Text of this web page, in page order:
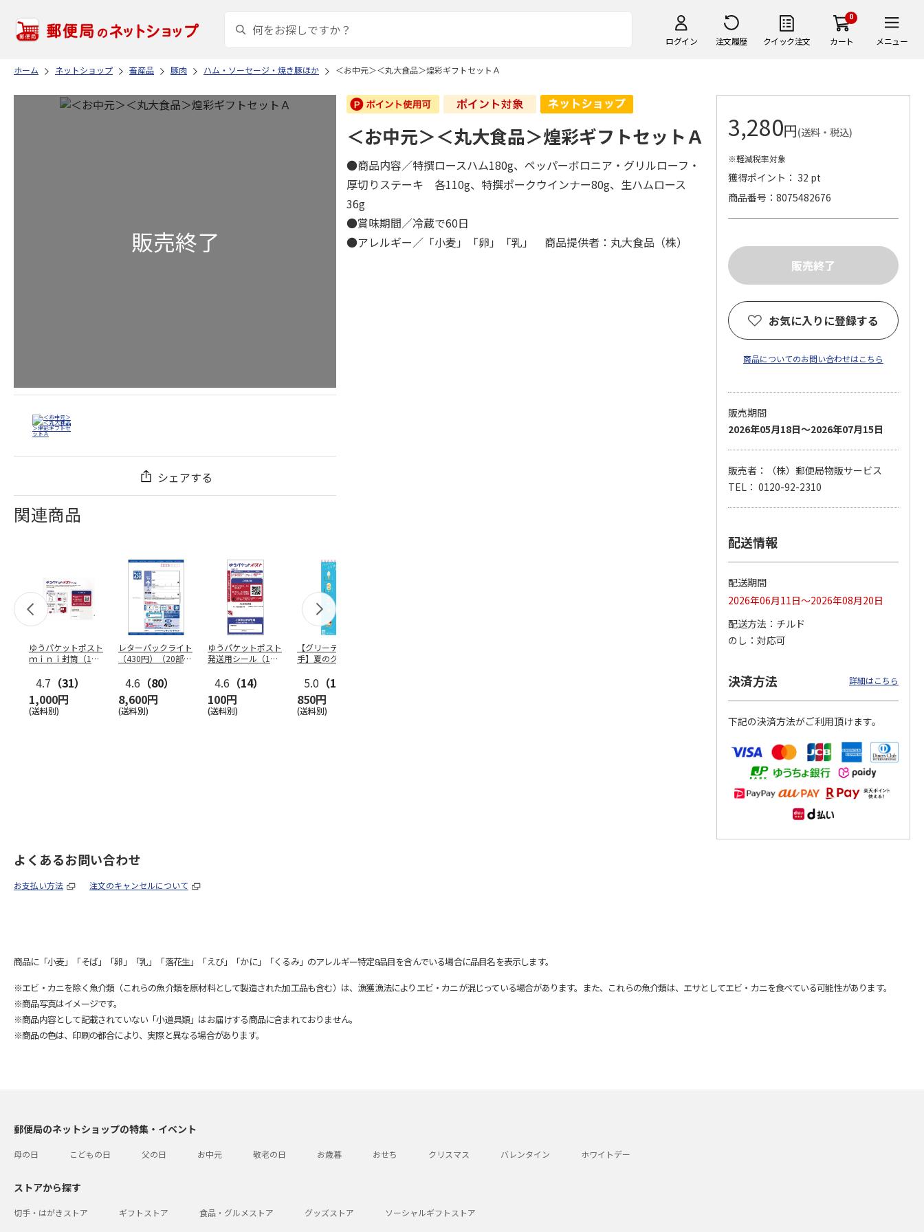
ログイン 注文履歴 クイック注文
0
カート メニュー
ホーム ネットショップ 畜産品 豚肉 ハム・ソーセージ・焼き豚ほか ＜お中元＞＜丸大食品＞煌彩ギフトセットＡ
シェアする
関連商品
ゆうパケットポスト
ｍｉｎｉ封筒（1個
4.7 （31）
1,000円
(送料別)
レターパックライト
（430円）（20部セ
4.6 （80）
8,600円
(送料別)
ゆうパケットポスト
発送用シール（1個
4.6 （14）
100円
(送料別)
【グリーティング切
手】夏のグリーティ
5.0 （10）
850円
(送料別)
【グリーティング切
円…
4.8（11）
5,500円
4.6（7）
11,000円
＜お中元＞＜丸大食品＞煌彩ギフトセットＡ
●商品内容／特撰ロースハム180g、ペッパーボロニア・グリルローフ・
厚切りステーキ 各110g、特撰ポークウインナー80g、生ハムロース
36g
●賞味期間／冷蔵で60日
●アレルギー／「小麦」「卵」「乳」 商品提供者：丸大食品（株）
3,280円(送料・税込)
※軽減税率対象
獲得ポイント： 32 pt
商品番号
8075482676
お気に入りに登録する
商品についてのお問い合わせはこちら
販売期間
2026年05月18日～2026年07月15日
販売者：（株）郵便局物販サービス
TEL： 0120-92-2310
配送情報
配送期間
2026年06月11日～2026年08月20日
配送方法
チルド
のし
対応可
決済方法 詳細はこちら
下記の決済方法がご利用頂けます。
よくあるお問い合わせ
お支払い方法 注文のキャンセルについて
商品に「小麦」「そば」「卵」「乳」「落花生」「えび」「かに」「くるみ」のアレルギー特定8品目を含んでいる場合に品目名を表示します。
※エビ・カニを除く魚介類（これらの魚介類を原材料として製造された加工品も含む）は、漁獲漁法によりエビ・カニが混じっている場合があります。また、これらの魚介類は、エサとしてエビ・カニを食べている可能性があります。
※商品写真はイメージです。
※商品内容として記載されていない「小道具類」はお届けする商品に含まれておりません。
※商品の色は、印刷の都合により、実際と異なる場合があります。
郵便局のネットショップの特集・イベント
母の日 こどもの日 父の日 お中元 敬老の日 お歳暮 おせち クリスマス バレンタイン ホワイトデー
ストアから探す
切手・はがきストア ギフトストア 食品・グルメストア グッズストア ソーシャルギフトストア